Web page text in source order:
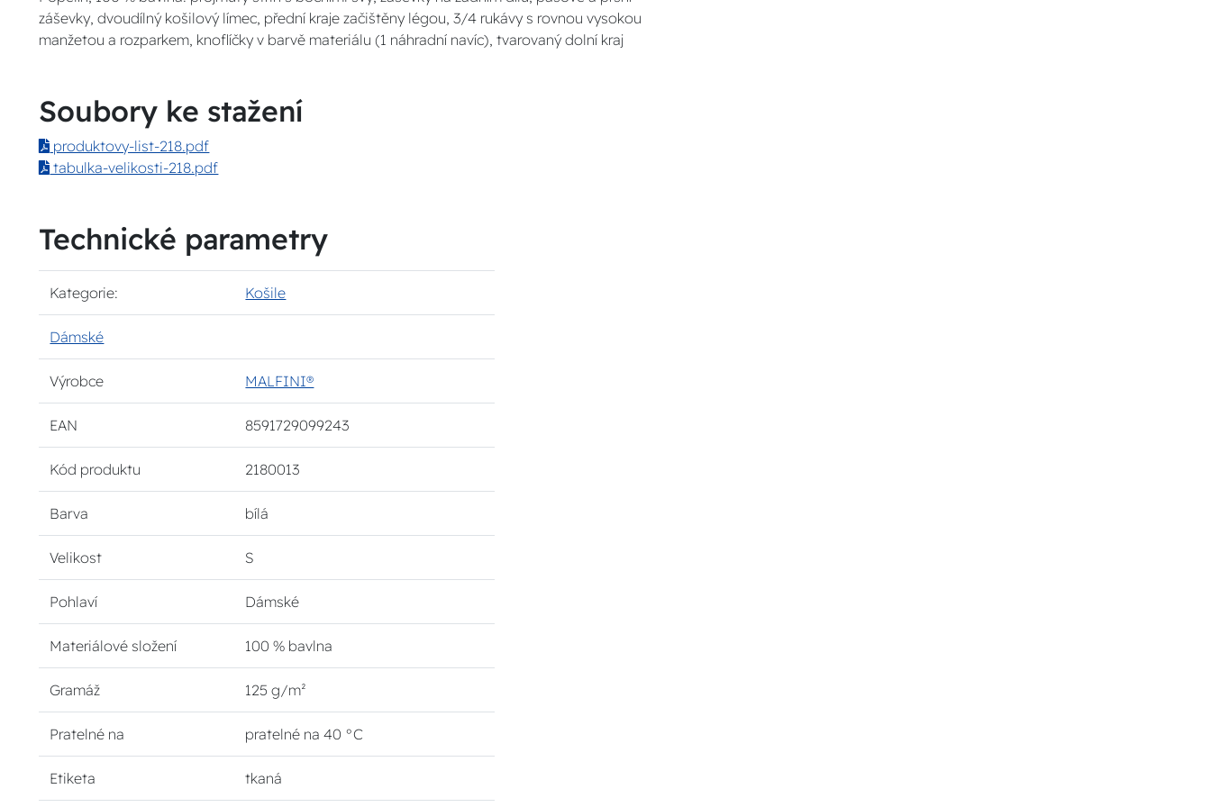
záševky, dvoudílný košilový límec, přední kraje začištěny légou, 3/4 rukávy s rovnou vysokou
manžetou a rozparkem, knoflíčky v barvě materiálu (1 náhradní navíc), tvarovaný dolní kraj
Soubory ke stažení
produktovy-list-218.pdf
tabulka-velikosti-218.pdf
Technické parametry
Kategorie: Košile
Dámské
Výrobce MALFINI®
EAN 8591729099243
Kód produktu 2180013
Barva bílá
Velikost S
Pohlaví Dámské
Materiálové složení 100 % bavlna
Gramáž 125 g/m²
Pratelné na pratelné na 40 °C
Etiketa tkaná